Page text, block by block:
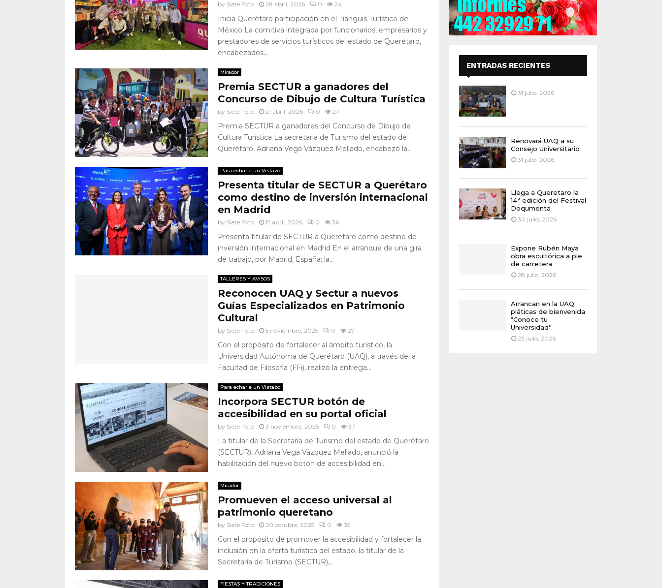
by Siete Foto 28 abril, 2026 0 24
Inicia Querétaro participación en el Tianguis Turístico de
México La comitiva integrada por funcionarios, empresarios y
prestadores de servicios turísticos del estado de Querétaro,
encabezados...
Mirador
Premia SECTUR a ganadores del
Concurso de Dibujo de Cultura Turística
by Siete Foto 21 abril, 2026 0 27
Premia SECTUR a ganadores del Concurso de Dibujo de
Cultura Turística La secretaria de Turismo del estado de
Querétaro, Adriana Vega Vázquez Mellado, encabezó la...
Para echarle un Vistazo
Presenta titular de SECTUR a Querétaro
como destino de inversión internacional
en Madrid
by Siete Foto 15 abril, 2026 0 36
Presenta titular de SECTUR a Querétaro como destino de
inversión internacional en Madrid En el arranque de una gira
de trabajo, por Madrid, España; la...
TALLERES Y AVISOS
Reconocen UAQ y Sectur a nuevos
Guías Especializados en Patrimonio
Cultural
by Siete Foto 5 noviembre, 2025 0 27
Con el propósito de fortalecer al ámbito turístico, la
Universidad Autónoma de Querétaro (UAQ), a través de la
Facultad de Filosofía (FFi), realizó la entrega...
Para echarle un Vistazo
Incorpora SECTUR botón de
accesibilidad en su portal oficial
by Siete Foto 3 noviembre, 2025 0 37
La titular de la Secretaría de Turismo del estado de Querétaro
(SECTUR), Adriana Vega Vázquez Mellado, anunció la
habilitación del nuevo botón de accesibilidad en...
Mirador
Promueven el acceso universal al
patrimonio queretano
by Siete Foto 20 octubre, 2025 0 35
Con el propósito de promover la accesibilidad y fortalecer la
inclusión en la oferta turística del estado, la titular de la
Secretaría de Turismo (SECTUR),...
FIESTAS Y TRADICIONES
ENTRADAS RECIENTES
31 julio, 2026
Renovará UAQ a su
Consejo Universitario
31 julio, 2026
Llega a Queretaro la
14ª edición del Festival
Doqumenta
30 julio, 2026
Expone Rubén Maya
obra escultórica a pie
de carretera
28 julio, 2026
Arrancan en la UAQ
pláticas de bienvenida
“Conoce tu
Universidad”
23 julio, 2026